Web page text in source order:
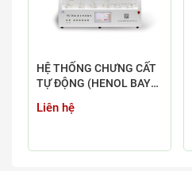
HỆ THỐNG CHƯNG CẤT
TỰ ĐỘNG (HENOL BAY
XYANUA) YDL-6
Liên hệ